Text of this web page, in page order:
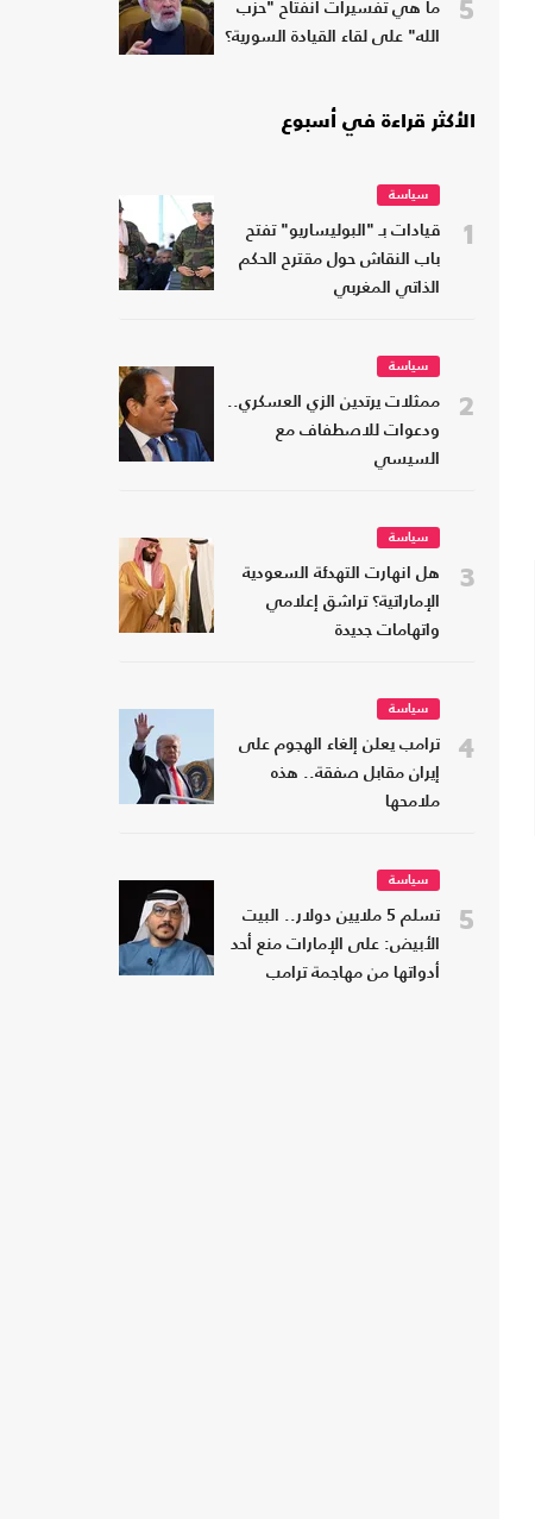
5
ما هي تفسيرات انفتاح "حزب
الله" على لقاء القيادة السورية؟
الأكثر قراءة في أسبوع
1
سياسة
قيادات بـ "البوليساريو" تفتح
باب النقاش حول مقترح الحكم
الذاتي المغربي
2
سياسة
ممثلات يرتدين الزي العسكري..
ودعوات للاصطفاف مع
السيسي
3
سياسة
هل انهارت التهدئة السعودية
الإماراتية؟ تراشق إعلامي
واتهامات جديدة
4
سياسة
ترامب يعلن إلغاء الهجوم على
إيران مقابل صفقة.. هذه
ملامحها
5
سياسة
تسلم 5 ملايين دولار.. البيت
الأبيض: على الإمارات منع أحد
أدواتها من مهاجمة ترامب